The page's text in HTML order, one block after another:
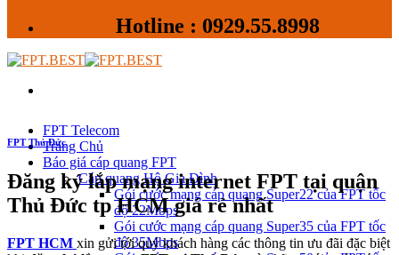
Hotline : 0929.55.8998
FPT Telecom
Trang Chủ
Báo giá cáp quang FPT
Cáp quang Hộ Gia Đình
Gói cước mạng cáp quang Super22 của FPT tốc
độ 22Mbps
Gói cước mạng cáp quang Super35 của FPT tốc
độ 35Mbps
FPT Thủ Đức
Đăng ký lắp mạng internet FPT tại quận
Thủ Đức tp HCM giá rẻ nhất
FPT HCM xin gửi tới quý khách hàng các thông tin ưu đãi đặc biệt